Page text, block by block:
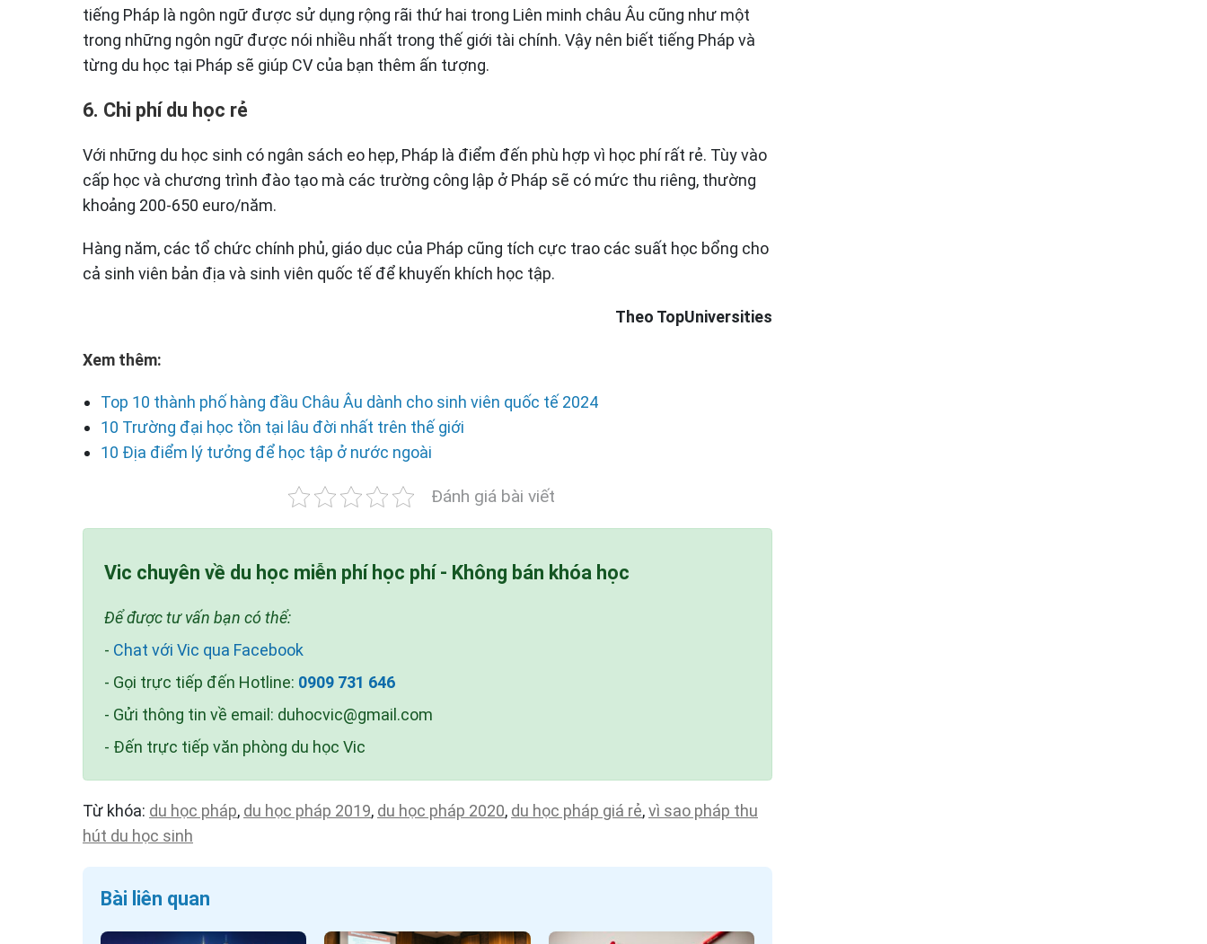
tiếng Pháp là ngôn ngữ được sử dụng rộng rãi thứ hai trong Liên minh châu Âu cũng như một
trong những ngôn ngữ được nói nhiều nhất trong thế giới tài chính. Vậy nên biết tiếng Pháp và
từng du học tại Pháp sẽ giúp CV của bạn thêm ấn tượng.
6. Chi phí du học rẻ
Với những du học sinh có ngân sách eo hẹp, Pháp là điểm đến phù hợp vì học phí rất rẻ. Tùy vào
cấp học và chương trình đào tạo mà các trường công lập ở Pháp sẽ có mức thu riêng, thường
khoảng 200-650 euro/năm.
Hàng năm, các tổ chức chính phủ, giáo dục của Pháp cũng tích cực trao các suất học bổng cho
cả sinh viên bản địa và sinh viên quốc tế để khuyến khích học tập.
Theo TopUniversities
Xem thêm:
Top 10 thành phố hàng đầu Châu Âu dành cho sinh viên quốc tế 2024
10 Trường đại học tồn tại lâu đời nhất trên thế giới
10 Địa điểm lý tưởng để học tập ở nước ngoài
Đánh giá bài viết
Vic chuyên về du học miễn phí học phí - Không bán khóa học
Để được tư vấn bạn có thể:
- Chat với Vic qua Facebook
- Gọi trực tiếp đến Hotline: 0909 731 646
- Gửi thông tin về email: duhocvic@gmail.com
- Đến trực tiếp văn phòng du học Vic
Từ khóa: du học pháp, du học pháp 2019, du học pháp 2020, du học pháp giá rẻ,vì sao pháp thu
hút du học sinh
Bài liên quan